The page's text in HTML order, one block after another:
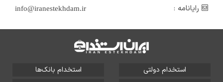
رایانامه :
info@iranestekhdam.ir
استخدام دولتی
استخدام بانک‌ها